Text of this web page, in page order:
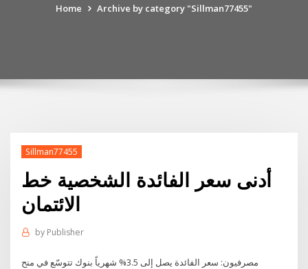
Home Archive by category "Sillman77455"
Sillman77455
أدنى سعر الفائدة الشخصية خط
الائتمان
by Publisher
مصرفيون: سعر الفائدة يصل إلى 3.5% شهرياً بنوك تتوسّع في منح